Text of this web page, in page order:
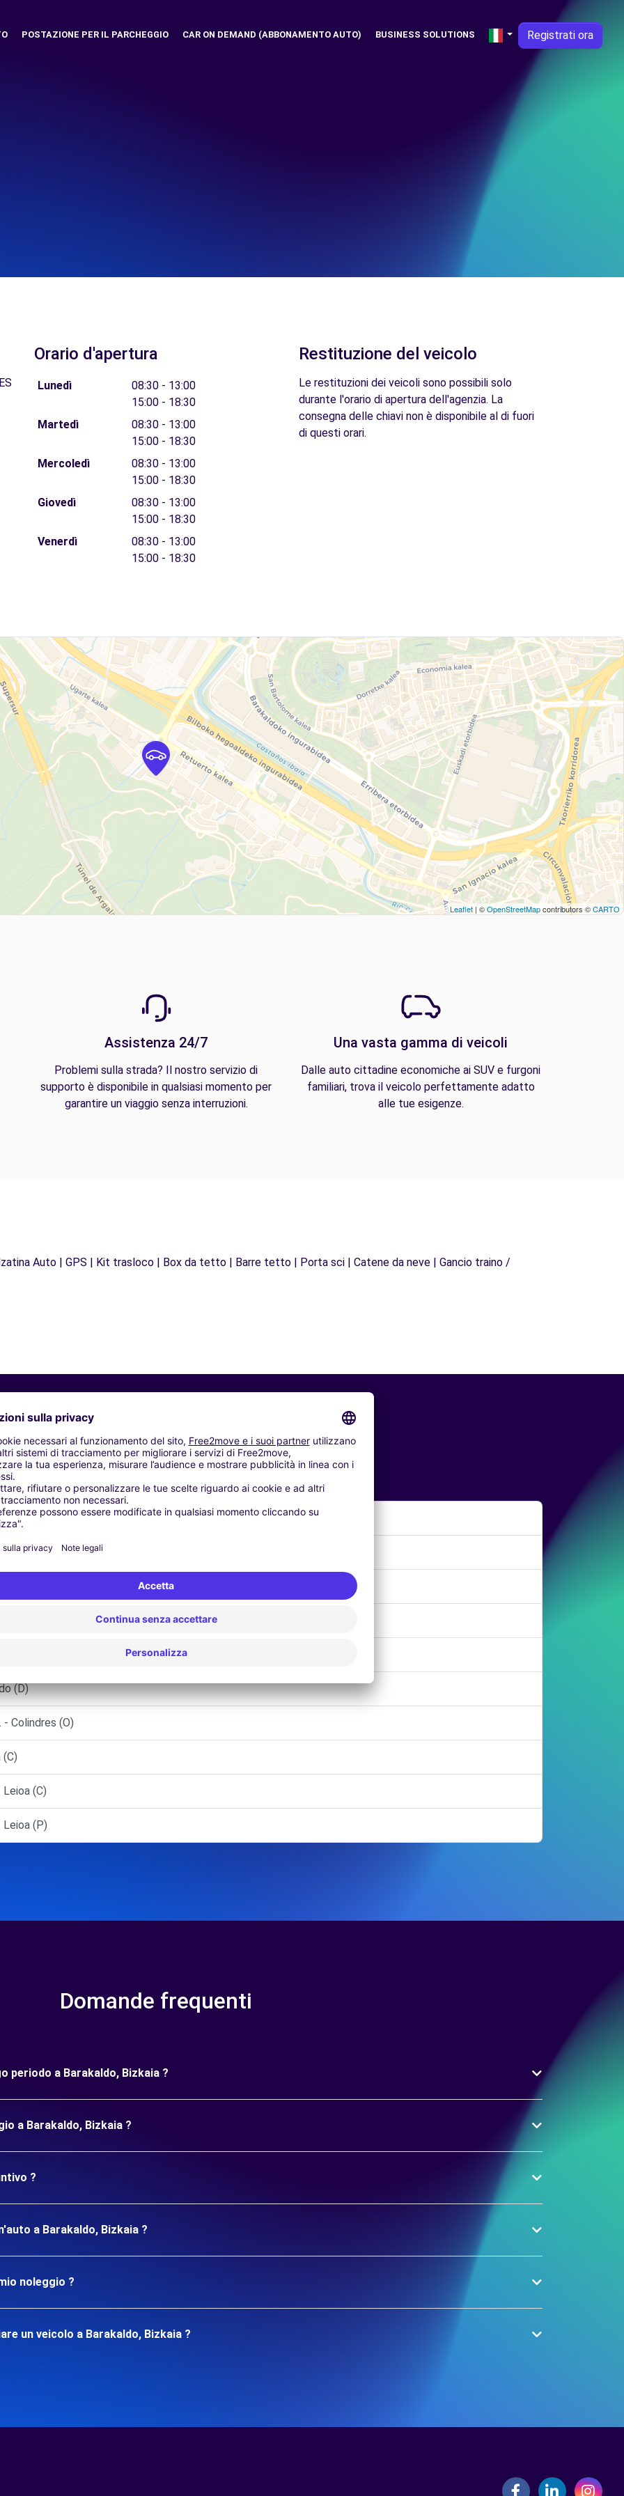
POSTAZIONE PER IL PARCHEGGIO CAR ON DEMAND (ABBONAMENTO AUTO) BUSINESS SOLUTIONS Registrati ora
Orario d'apertura
Lunedì
08:30 - 13:00
15:00 - 18:30
Martedì
08:30 - 13:00
15:00 - 18:30
Mercoledì
08:30 - 13:00
15:00 - 18:30
Giovedì
08:30 - 13:00
15:00 - 18:30
Venerdì
08:30 - 13:00
15:00 - 18:30
Restituzione del veicolo
Le restituzioni dei veicoli sono possibili solo
durante l'orario di apertura dell'agenzia. La
consegna delle chiavi non è disponibile al di fuori
di questi orari.
Leaflet | ©OpenStreetMapcontributors ©CARTO
Assistenza 24/7
Problemi sulla strada? Il nostro servizio di
supporto è disponibile in qualsiasi momento per
garantire un viaggio senza interruzioni.
Una vasta gamma di veicoli
Dalle auto cittadine economiche ai SUV e furgoni
familiari, trova il veicolo perfettamente adatto
alle tue esigenze.
Auto | GPS | Kit trasloco | Box da tetto | Barre tetto | Porta sci | Catene da neve | Gancio traino /
Agenzie simili
- Laredo (P)
(O)
(D)
- Colindres (O)
(C)
Leioa (P)
Domande frequenti
periodo a Barakaldo, Bizkaia ?
a Barakaldo, Bizkaia ?
?
a Barakaldo, Bizkaia ?
noleggio ?
un veicolo a Barakaldo, Bizkaia ?